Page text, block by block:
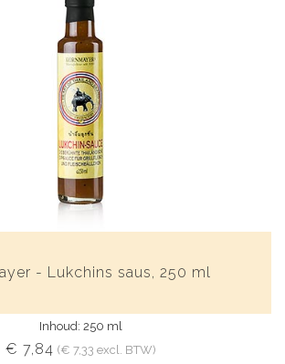
- Lukchins saus, 250 ml
Inhoud: 250 ml
€ 7,84 (€ 7,33 excl. BTW)